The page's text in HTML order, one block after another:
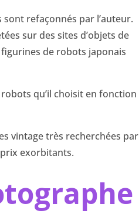
refaçonnés par l’auteur.
sur des sites d’objets de
de robots japonais
qu’il choisit en fonction
vintage très recherchées par
exorbitants.